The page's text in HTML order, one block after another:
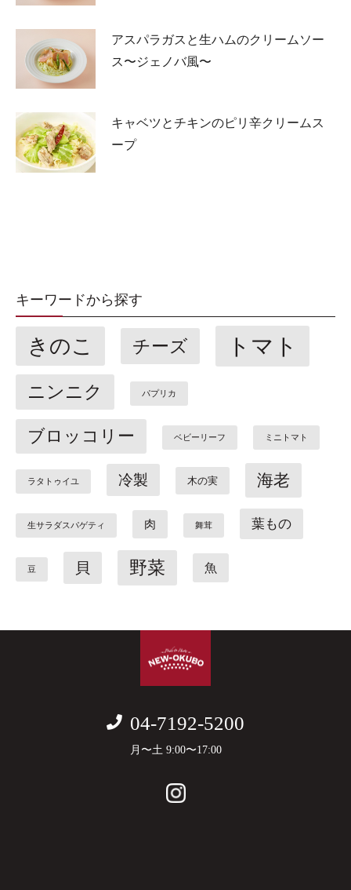
アスパラガスと生ハムのクリームソー
ス〜ジェノバ風〜
キャベツとチキンのピリ辛クリームス
ープ
キーワードから探す
きのこ チーズ トマト
ニンニク パプリカ
ブロッコリー ベビーリーフ ミニトマト
ラタトゥイユ 冷製 木の実 海老
生サラダスパゲティ 肉 舞茸 葉もの
豆 貝 野菜 魚
04-7192-5200
月〜土 9:00〜17:00